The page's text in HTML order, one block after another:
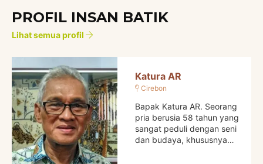
PROFIL INSAN BATIK
Lihat semua profil
Katura AR
Cirebon
Bapak Katura AR. Seorang
pria berusia 58 tahun yang
sangat peduli dengan seni
dan budaya, khususnya…